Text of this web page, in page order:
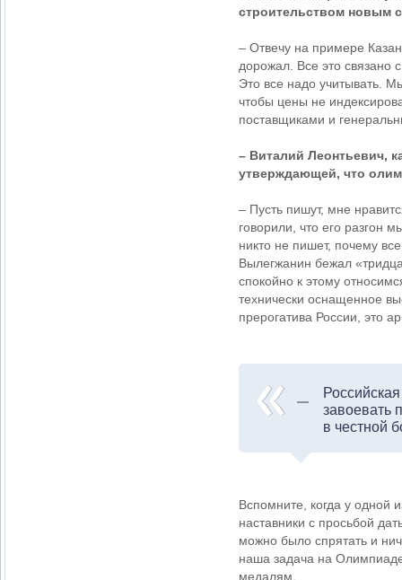
строительством новым
– Отвечу на примере
дорожал. Все это связано
Это все надо учитывать.
чтобы цены не
поставщиками и
– Виталий Леонтьевич,
утверждающей, что
– Пусть пишут, мне
говорили, что его разгон
никто не пишет, почему
Вылегжанин бежал
спокойно к этому
технически оснащенное
прерогатива России, это
завоевать
в честной
Вспомните, когда у одной
наставники с просьбой
можно было спрятать и
наша задача на
медалям.